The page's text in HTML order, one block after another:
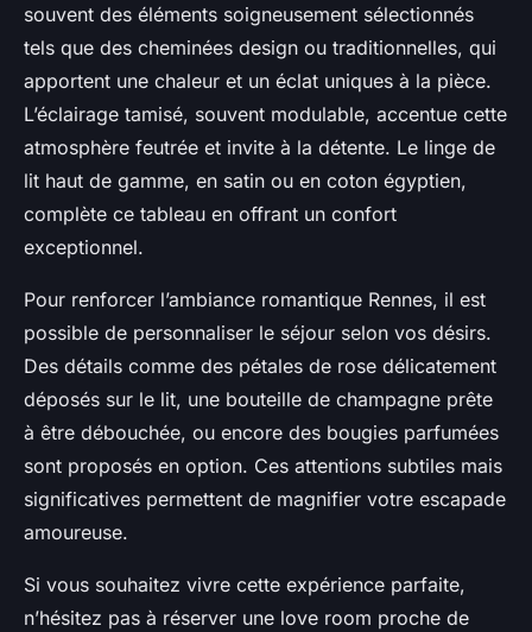
souvent des éléments soigneusement sélectionnés
tels que des cheminées design ou traditionnelles, qui
apportent une chaleur et un éclat uniques à la pièce.
L’éclairage tamisé, souvent modulable, accentue cette
atmosphère feutrée et invite à la détente. Le linge de
lit haut de gamme, en satin ou en coton égyptien,
complète ce tableau en offrant un confort
exceptionnel.
Pour renforcer l’ambiance romantique Rennes, il est
possible de personnaliser le séjour selon vos désirs.
Des détails comme des pétales de rose délicatement
déposés sur le lit, une bouteille de champagne prête
à être débouchée, ou encore des bougies parfumées
sont proposés en option. Ces attentions subtiles mais
significatives permettent de magnifier votre escapade
amoureuse.
Si vous souhaitez vivre cette expérience parfaite,
n’hésitez pas à réserver une love room proche de